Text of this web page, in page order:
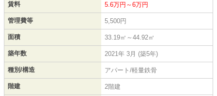
賃料 5.6万円～6万円
管理費等 5,500円
面積 33.19㎡～44.92㎡
築年数 2021年 3月 (築5年)
種別/構造 アパート/軽量鉄骨
階建 2階建